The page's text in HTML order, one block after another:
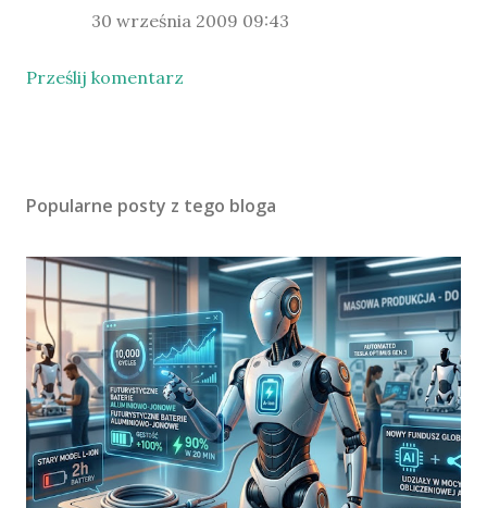
30 września 2009 09:43
Prześlij komentarz
Popularne posty z tego bloga